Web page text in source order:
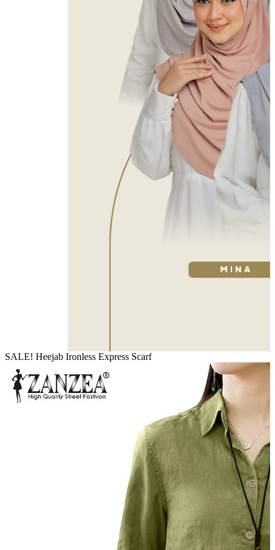
SALE! Heejab Ironless Express Scarf